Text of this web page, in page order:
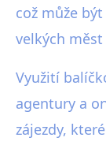
což může
velkých
Využití
agentury a
zájezdy,